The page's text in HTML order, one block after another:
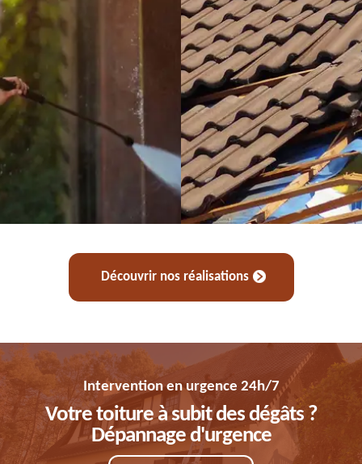
Découvrir nos réalisations
Intervention en urgence 24h/7
Votre toiture à subit des dégâts ?
Dépannage d'urgence